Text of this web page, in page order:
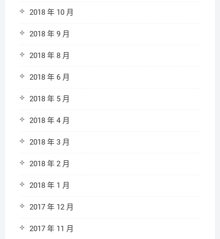
2018 年 10 月
2018 年 9 月
2018 年 8 月
2018 年 6 月
2018 年 5 月
2018 年 4 月
2018 年 3 月
2018 年 2 月
2018 年 1 月
2017 年 12 月
2017 年 11 月